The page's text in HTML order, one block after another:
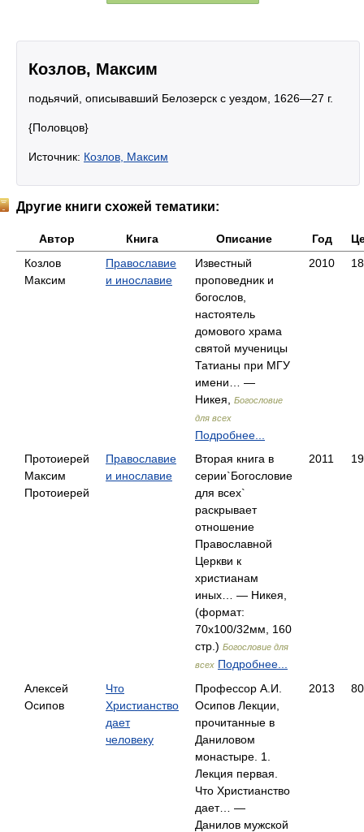
Козлов, Максим
подьячий, описывавший Белозерск с уездом, 1626—27 г.
{Половцов}
Источник: Козлов, Максим
Другие книги схожей тематики:
Автор Книга Описание Год
Козлов
Максим
Православие
и инославие
Известный
проповедник и
богослов,
настоятель
домового храма
святой мученицы
Татианы при МГУ
имени… —
Никея,
Богословие
для всех
Подробнее...
2010
Протоиерей
Максим
Протоиерей
Православие
и инославие
Вторая книга в
серии`Богословие
для всех`
раскрывает
отношение
Православной
Церкви к
христианам
иных… — Никея,
(формат:
70x100/32мм, 160
стр.) Богословие для
всех Подробнее...
2011
Алексей
Осипов
Что
Христианство
дает
человеку
Профессор А.И.
Осипов Лекции,
прочитанные в
Даниловом
монастыре. 1.
Лекция первая.
Что Христианство
дает… —
Данилов мужской
2013 80